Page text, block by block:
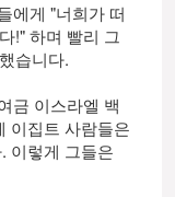
에게 "너희가 떠
!" 하며 빨리 그
습니다.
금 이스라엘 백
이집트 사람들은
이렇게 그들은